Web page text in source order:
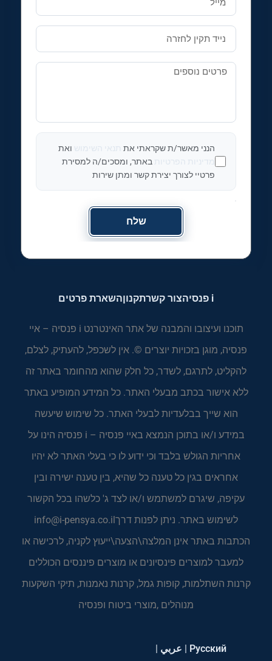
הנני מאשר/ת שקראתי את תנאי השימוש ואת
מדיניות הפרטיות באתר, ומסכים/ה למסירת
פרטיי לצורך יצירת קשר ומתן שירות
שלח
i פנסיה צור קשרתקנוןהשארת פרטים
תוכנו ועיצובו והמבנה של אתר האינטרנט i פנסיה – איי
פנסיה, מוגן בזכויות יוצרים ©. אין לשכפל, להעתיק, לצלם,
להקליט, לתרגם, לשדר, כל חלק שהוא מהחומר באתר זה
ללא אישור בכתב מבעלי האתר. כל המידע המופיע באתר
הוא שייך בבלעדיות לבעלי האתר. כל שימוש שיעשה
במידע ו/או בתוכן הנמצא באיי פנסיה – i פנסיה הינו על
אחריות הגולש בלבד וכי ידוע לו כי בעלי האתר לא יהיו
אחראים בגין כל טענה כל שהיא, בין טענה ישירה ובין
עקיפה, שיגרם למשתמש ו/או לצד ג' כלשהו בכל הקשור
לשימוש באתר. ניתן לפנות דרךinfo@i-pensya.co.il
הכתבות באתר אינן המלצה\הצעה\ייעוץ לקניה, לרכישה או
למעבר למוצרים פינסיונים או מוצרים פיננסים הכוללים
קרנות השתלמות, קופות גמל, קרנות נאמנות, תיקי השקעות
מנוהלים ,מוצרי ביטוח ופנסיה
Русский عربي